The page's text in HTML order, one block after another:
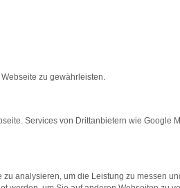
zu dir nach
du dich gleich bei
du aus Stuttgart oder der
ist über die Autobahn
nach Stuttgart und auf
verlassen. Alle Audi A6
du sowohl ein 360°
Fragen beantworten,
zu gewährleisten.
Services von Drittanbietern wie Google
analysieren, um die Leistung zu messen